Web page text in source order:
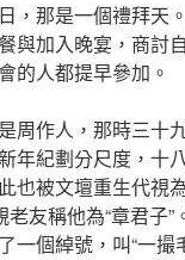
，那是一個禮拜天
與加入晚宴，商討
的人都提早參加。
周作人，那時三十
年紀劃分尺度，十
也被文壇重生代視
老友稱他為“章君
個綽號，叫“一撮